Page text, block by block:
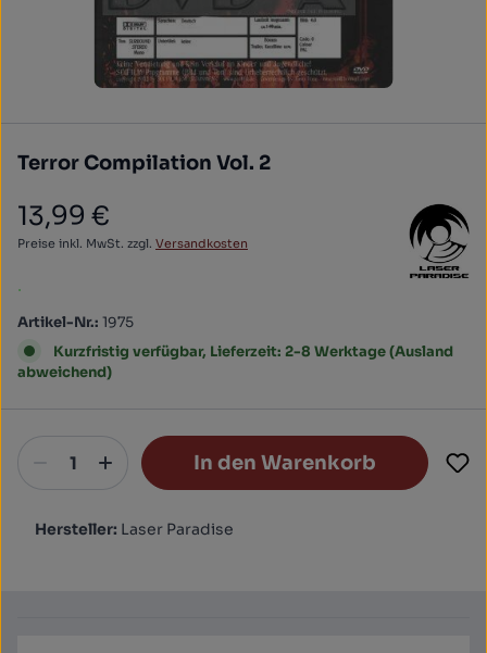
Terror Compilation Vol. 2
Regulärer Preis:
13,99 €
Preise inkl. MwSt. zzgl. Versandkosten
.
Artikel-Nr.: 1975
Kurzfristig verfügbar, Lieferzeit: 2-8 Werktage (Ausland
abweichend)
In den Warenkorb
Hersteller: Laser Paradise